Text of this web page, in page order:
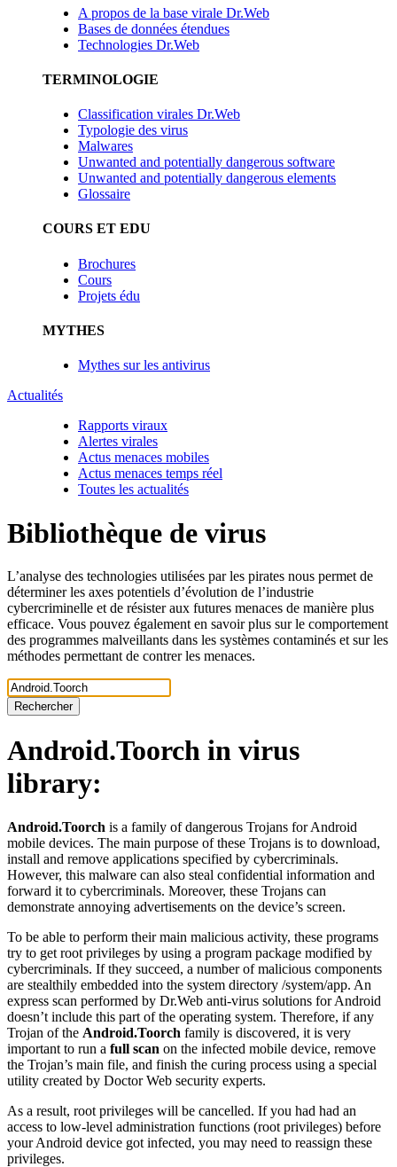
A propos de la base virale Dr.Web
Bases de données étendues
Technologies Dr.Web
TERMINOLOGIE
Classification virales Dr.Web
Typologie des virus
Malwares
Unwanted and potentially dangerous software
Unwanted and potentially dangerous elements
Glossaire
COURS ET EDU
Brochures
Cours
Projets édu
MYTHES
Mythes sur les antivirus
Actualités
Rapports viraux
Alertes virales
Actus menaces mobiles
Actus menaces temps réel
Toutes les actualités
Bibliothèque de virus
L’analyse des technologies utilisées par les pirates nous permet de
déterminer les axes potentiels d’évolution de l’industrie
cybercriminelle et de résister aux futures menaces de manière plus
efficace. Vous pouvez également en savoir plus sur le comportement
des programmes malveillants dans les systèmes contaminés et sur les
méthodes permettant de contrer les menaces.
Rechercher
Android.Toorch in virus
library:
Android.Toorch is a family of dangerous Trojans for Android
mobile devices. The main purpose of these Trojans is to download,
install and remove applications specified by cybercriminals.
However, this malware can also steal confidential information and
forward it to cybercriminals. Moreover, these Trojans can
demonstrate annoying advertisements on the device’s screen.
To be able to perform their main malicious activity, these programs
try to get root privileges by using a program package modified by
cybercriminals. If they succeed, a number of malicious components
are stealthily embedded into the system directory /system/app. An
express scan performed by Dr.Web anti-virus solutions for Android
doesn’t include this part of the operating system. Therefore, if any
Trojan of the Android.Toorch family is discovered, it is very
important to run a full scan on the infected mobile device, remove
the Trojan’s main file, and finish the curing process using a special
utility created by Doctor Web security experts.
As a result, root privileges will be cancelled. If you had had an
access to low-level administration functions (root privileges) before
your Android device got infected, you may need to reassign these
privileges.